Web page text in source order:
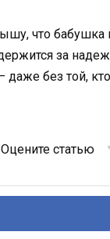
что
за
без той,
Оцените статью